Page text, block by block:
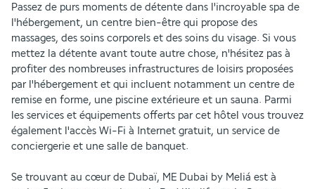
Passez de purs moments de détente dans l'incroyable spa de
l'hébergement, un centre bien-être qui propose des
massages, des soins corporels et des soins du visage. Si vous
mettez la détente avant toute autre chose, n'hésitez pas à
profiter des nombreuses infrastructures de loisirs proposées
par l'hébergement et qui incluent notamment un centre de
remise en forme, une piscine extérieure et un sauna. Parmi
les services et équipements offerts par cet hôtel vous trouvez
également l'accès Wi-Fi à Internet gratuit, un service de
conciergerie et une salle de banquet.
Se trouvant au cœur de Dubaï, ME Dubai by Meliá est à